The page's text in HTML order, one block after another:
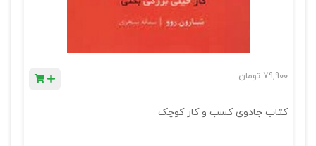
79,900 تومان
کتاب جادوی کسب و کار کوچک